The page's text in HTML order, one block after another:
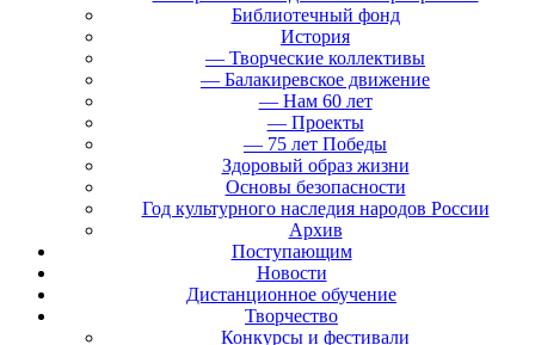
Библиотечный фонд
История
— Творческие коллективы
— Балакиревское движение
— Нам 60 лет
— Проекты
— 75 лет Победы
Здоровый образ жизни
Основы безопасности
Год культурного наследия народов России
Архив
Поступающим
Новости
Дистанционное обучение
Творчество
Конкурсы и фестивали